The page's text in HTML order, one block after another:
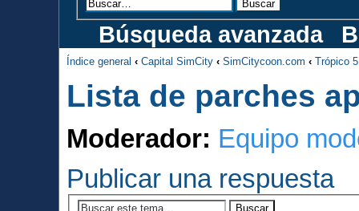
Búsqueda avanzada
Índice general ‹ Capital SimCity ‹ SimCitycoon.com ‹ Trópico 5
Lista de parches
Moderador: Equipo
Publicar una respuesta